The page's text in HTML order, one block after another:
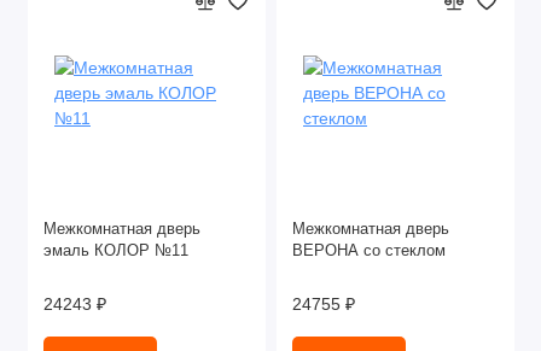
Межкомнатная дверь
эмаль КОЛОР №11
24243 ₽
Межкомнатная дверь
ВЕРОНА со стеклом
24755 ₽